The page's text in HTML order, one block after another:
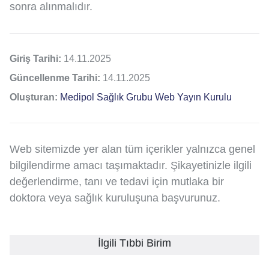
sonra alınmalıdır.
Giriş Tarihi: 14.11.2025
Güncellenme Tarihi: 14.11.2025
Oluşturan: Medipol Sağlık Grubu Web Yayın Kurulu
Web sitemizde yer alan tüm içerikler yalnızca genel
bilgilendirme amacı taşımaktadır. Şikayetinizle ilgili
değerlendirme, tanı ve tedavi için mutlaka bir
doktora veya sağlık kuruluşuna başvurunuz.
İlgili Tıbbi Birim